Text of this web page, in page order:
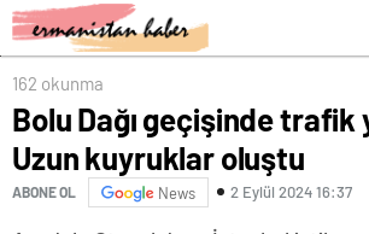
162 okunma
Bolu Dağı geçişinde trafik
Uzun kuyruklar oluştu
ABONE OL News 2 Eylül 2024 16:37